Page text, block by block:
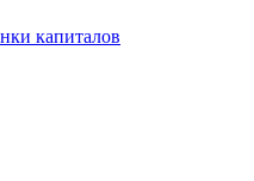
капиталов